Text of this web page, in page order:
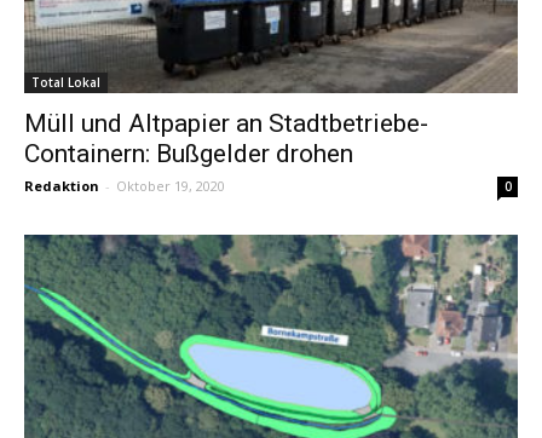
Total Lokal
Müll und Altpapier an Stadtbetriebe-
Containern: Bußgelder drohen
Redaktion - Oktober 19, 2020 0